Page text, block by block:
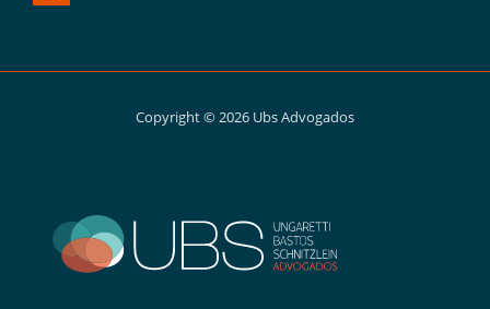
Copyright © 2026 Ubs Advogados